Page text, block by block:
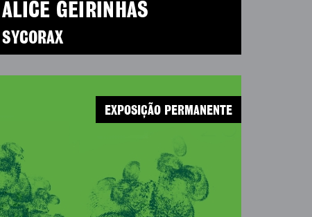
ALICE GEIRINHAS
SYCORAX
EXPOSIÇÃO PERMANENTE